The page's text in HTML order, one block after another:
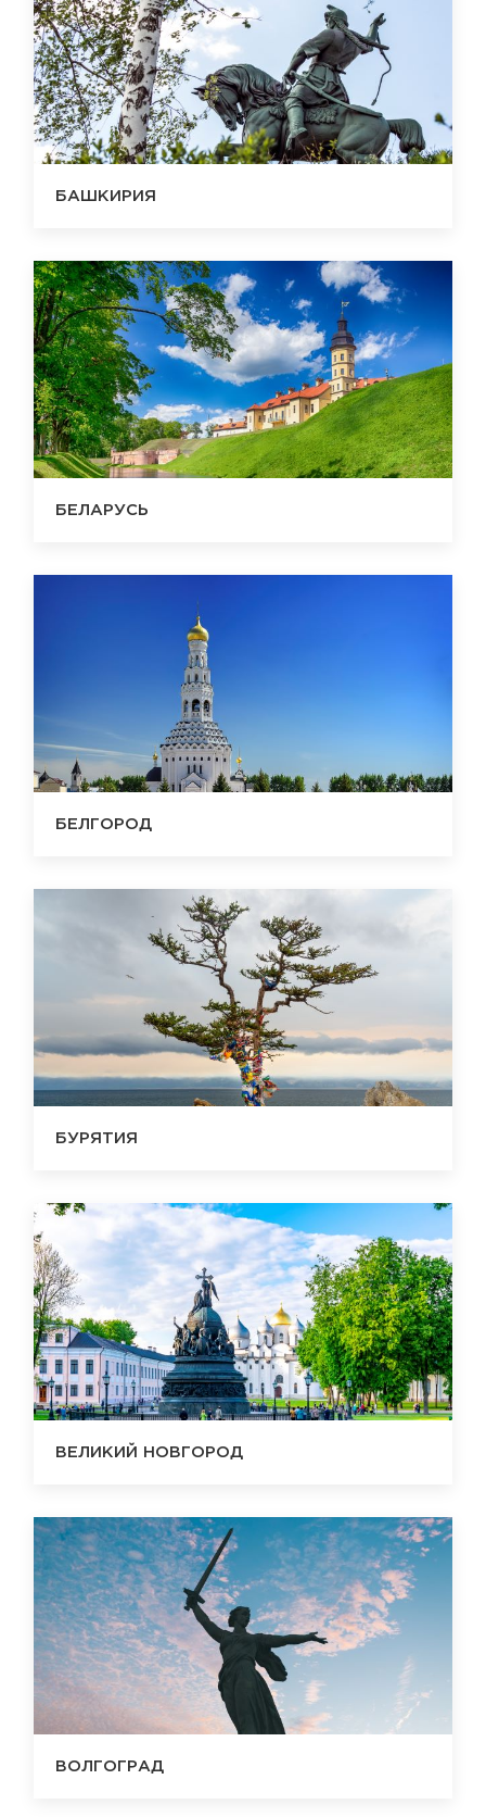
БАШКИРИЯ
БЕЛАРУСЬ
БЕЛГОРОД
БУРЯТИЯ
ВЕЛИКИЙ НОВГОРОД
ВОЛГОГРАД